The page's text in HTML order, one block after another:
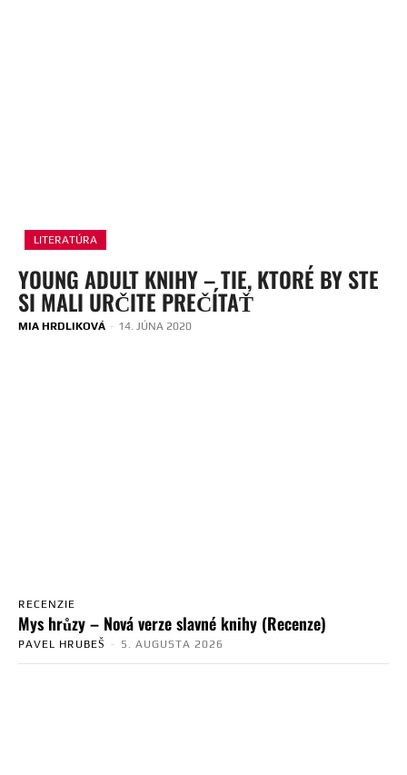
LITERATÚRA
YOUNG ADULT KNIHY – TIE, KTORÉ BY STE
SI MALI URČITE PREČÍTAŤ
MIA HRDLIKOVÁ - 14. JÚNA 2020
RECENZIE
Mys hrůzy – Nová verze slavné knihy (Recenze)
PAVEL HRUBEŠ - 5. AUGUSTA 2026